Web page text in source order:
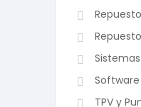
Software
TPV y